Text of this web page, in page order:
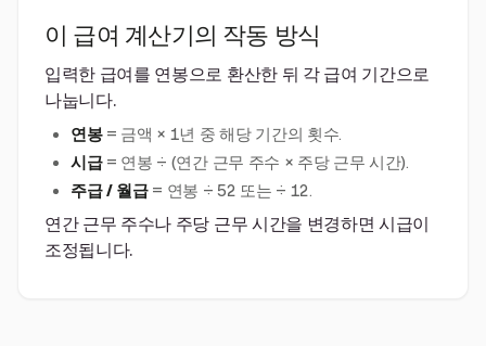
이 급여 계산기의 작동 방식
입력한 급여를 연봉으로 환산한 뒤 각 급여 기간으로
나눕니다.
연봉= 금액 × 1년 중 해당 기간의 횟수.
시급= 연봉 ÷ (연간 근무 주수 × 주당 근무 시간).
주급 / 월급= 연봉 ÷ 52 또는 ÷ 12.
연간 근무 주수나 주당 근무 시간을 변경하면 시급이
조정됩니다.